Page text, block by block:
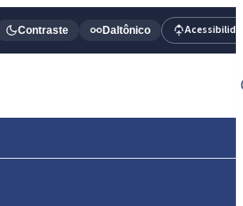
Contraste Daltônico